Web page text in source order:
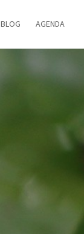
BLOG AGENDA